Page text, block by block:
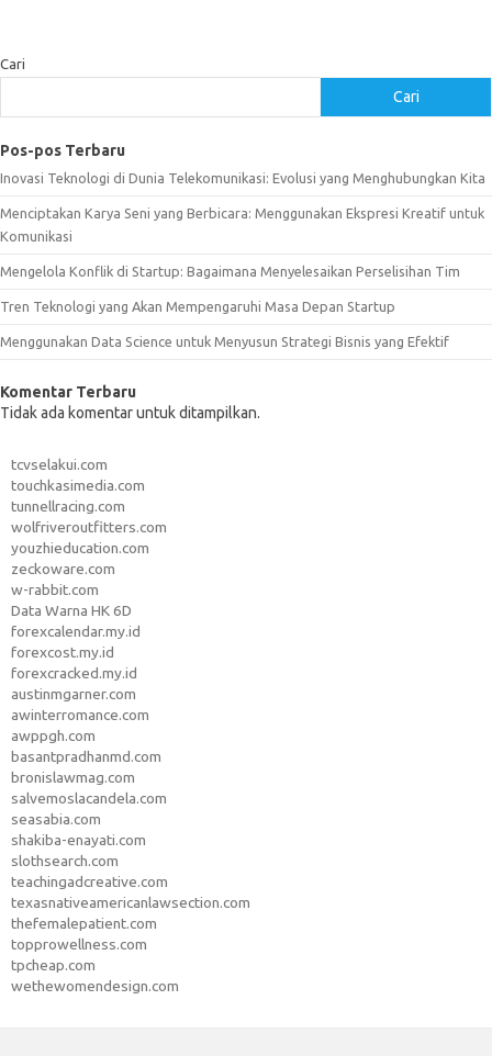
Cari
Cari
Pos-pos Terbaru
Inovasi Teknologi di Dunia Telekomunikasi: Evolusi yang Menghubungkan Kita
Menciptakan Karya Seni yang Berbicara: Menggunakan Ekspresi Kreatif untuk
Komunikasi
Mengelola Konflik di Startup: Bagaimana Menyelesaikan Perselisihan Tim
Tren Teknologi yang Akan Mempengaruhi Masa Depan Startup
Menggunakan Data Science untuk Menyusun Strategi Bisnis yang Efektif
Komentar Terbaru
Tidak ada komentar untuk ditampilkan.
tcvselakui.com
touchkasimedia.com
tunnellracing.com
wolfriveroutfitters.com
youzhieducation.com
zeckoware.com
w-rabbit.com
Data Warna HK 6D
forexcalendar.my.id
forexcost.my.id
forexcracked.my.id
austinmgarner.com
awinterromance.com
awppgh.com
basantpradhanmd.com
bronislawmag.com
salvemoslacandela.com
seasabia.com
shakiba-enayati.com
slothsearch.com
teachingadcreative.com
texasnativeamericanlawsection.com
thefemalepatient.com
topprowellness.com
tpcheap.com
wethewomendesign.com